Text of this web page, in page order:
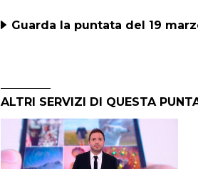
Guarda la puntata del 19
ALTRI SERVIZI DI QUESTA